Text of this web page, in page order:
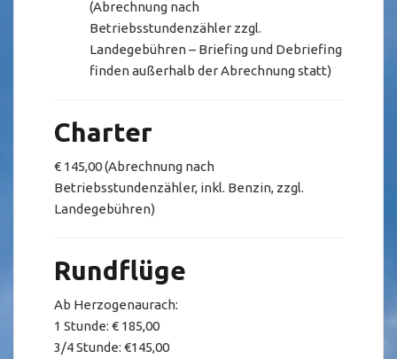
(Abrechnung nach
Betriebsstundenzähler zzgl.
Landegebühren– Briefing und Debriefing
finden außerhalb der Abrechnung statt)
Charter
€ 145,00 (Abrechnung nach
Betriebsstundenzähler, inkl. Benzin, zzgl.
Landegebühren)
Rundflüge
Ab Herzogenaurach:
1 Stunde: € 185,00
3/4 Stunde: €145,00